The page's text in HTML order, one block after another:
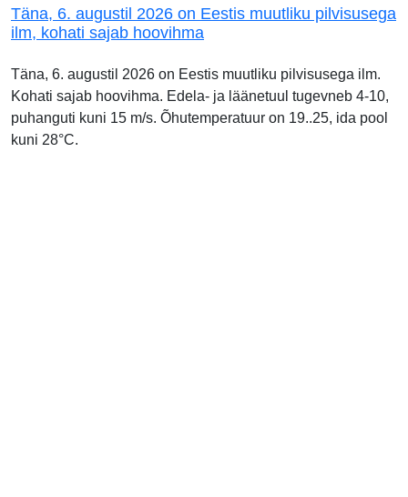
Täna, 6. augustil 2026 on Eestis muutliku pilvisusega
ilm, kohati sajab hoovihma
Täna, 6. augustil 2026 on Eestis muutliku pilvisusega ilm.
Kohati sajab hoovihma. Edela- ja läänetuul tugevneb 4-10,
puhanguti kuni 15 m/s. Õhutemperatuur on 19..25, ida pool
kuni 28°C.